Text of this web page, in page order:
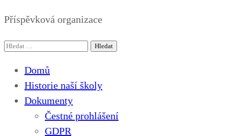
Příspěvková organizace
Vyhledávání
Domů
Historie naší školy
Dokumenty
Čestné prohlášení
GDPR